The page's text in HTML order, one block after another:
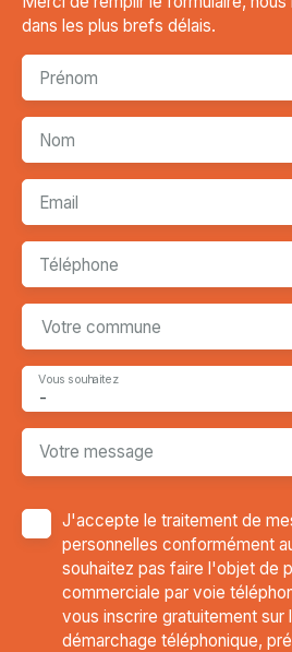
dans les plus brefs délais.
Prénom
Nom
Email
Téléphone
Votre commune
-
Vous souhaitez
Votre message
J'accepte le traitement de
personnelles conformément
souhaitez pas faire l'objet de
commerciale par voie
vous inscrire gratuitement sur
démarchage téléphonique,